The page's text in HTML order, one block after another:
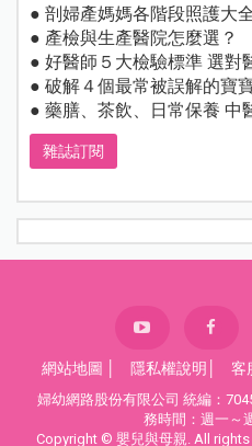
● 剖婦產媽媽各階段照護大
● 產檢與生產醫院怎麼選？
● 好醫師５大檢驗標準 選對
● 破解４個最常被誤解的寶
● 藥膳、茶飲、日常保養 中
雜誌訂閱
網站地圖 隱私權說明 客
婦幼網路股份有限公司 統編：
務時間：週一～
Copyright © 嬰兒與母親. All